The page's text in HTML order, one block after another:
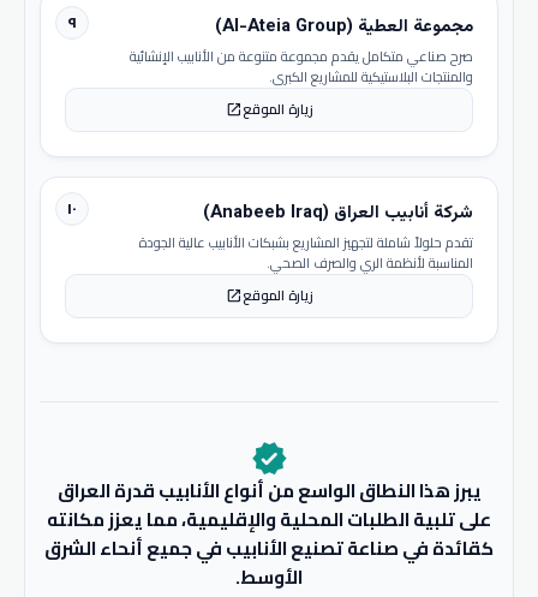
٩ مجموعة العطية (Al-Ateia Group)
صرح صناعي متكامل يقدم مجموعة متنوعة من الأنابيب الإنشائية
والمنتجات البلاستيكية للمشاريع الكبرى.
زيارة الموقعopen_in_new
١٠ شركة أنابيب العراق (Anabeeb Iraq)
تقدم حلولاً شاملة لتجهيز المشاريع بشبكات الأنابيب عالية الجودة
المناسبة لأنظمة الري والصرف الصحي.
زيارة الموقعopen_in_new
verified
يبرز هذا النطاق الواسع من أنواع الأنابيب قدرة العراق
على تلبية الطلبات المحلية والإقليمية، مما يعزز مكانته
كقائدة في صناعة تصنيع الأنابيب في جميع أنحاء الشرق
الأوسط.